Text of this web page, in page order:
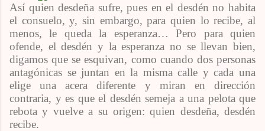
Así quien desdeña sufre, pues en el desdén no habita
el consuelo, y, sin embargo, para quien lo recibe, al
menos, le queda la esperanza… Pero para quien
ofende, el desdén y la esperanza no se llevan bien,
digamos que se esquivan, como cuando dos personas
antagónicas se juntan en la misma calle y cada una
elige una acera diferente y miran en dirección
contraria, y es que el desdén semeja a una pelota que
rebota y vuelve a su origen: quien desdeña, desdén
recibe.